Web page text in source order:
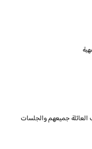
جميعهم والجلسات